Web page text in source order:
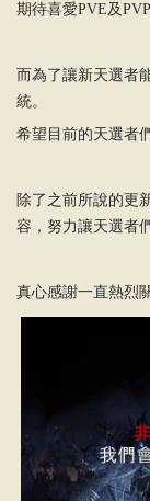
期待喜愛PVE及
而為了讓新天選者
統。
希望目前的天選者
除了之前所說的更
容，努力讓天選者
真心感謝一直熱烈